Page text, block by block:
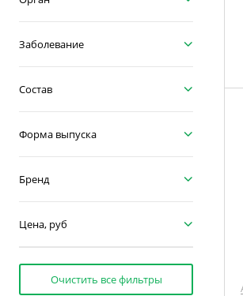
Заболевание
Состав
Форма выпуска
Бренд
Цена, руб
Очистить все фильтры